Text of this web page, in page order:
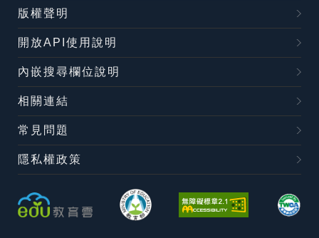
版權聲明
開放API使用說明
內嵌搜尋欄位說明
相關連結
常見問題
隱私權政策